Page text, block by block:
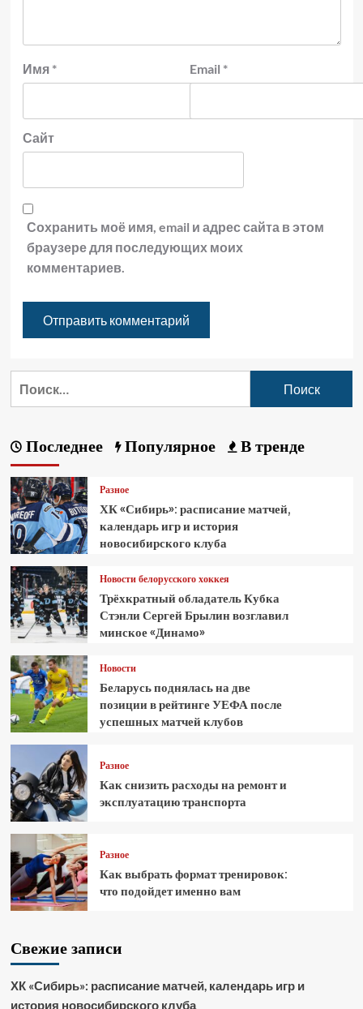
Имя * Email *
Сайт
Сохранить моё имя, email и адрес сайта в этом
браузере для последующих моих
комментариев.
Последнее Популярное В тренде
Разное
ХК «Сибирь»: расписание матчей,
календарь игр и история
новосибирского клуба
Новости белорусского хоккея
Трёхкратный обладатель Кубка
Стэнли Сергей Брылин возглавил
минское «Динамо»
Новости
Беларусь поднялась на две
позиции в рейтинге УЕФА после
успешных матчей клубов
Разное
Как снизить расходы на ремонт и
эксплуатацию транспорта
Разное
Как выбрать формат тренировок:
что подойдет именно вам
Свежие записи
ХК «Сибирь»: расписание матчей, календарь игр и
история новосибирского клуба